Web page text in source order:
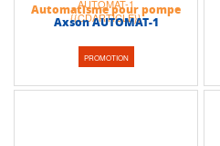
PROMOTION
Automatisme pour pompe
Axson AUTOMAT-1